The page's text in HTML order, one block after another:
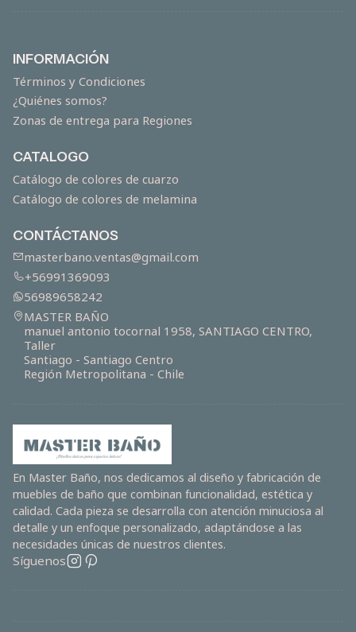
INFORMACIÓN
Términos y Condiciones
¿Quiénes somos?
Zonas de entrega para Regiones
CATALOGO
Catálogo de colores de cuarzo
Catálogo de colores de melamina
CONTÁCTANOS
masterbano.ventas@gmail.com
+56991369093
56989658242
MASTER BAÑO
manuel antonio tocornal 1958, SANTIAGO CENTRO,
Taller
Santiago - Santiago Centro
Región Metropolitana - Chile
En Master Baño, nos dedicamos al diseño y fabricación de
muebles de baño que combinan funcionalidad, estética y
calidad. Cada pieza se desarrolla con atención minuciosa al
detalle y un enfoque personalizado, adaptándose a las
necesidades únicas de nuestros clientes.
Síguenos